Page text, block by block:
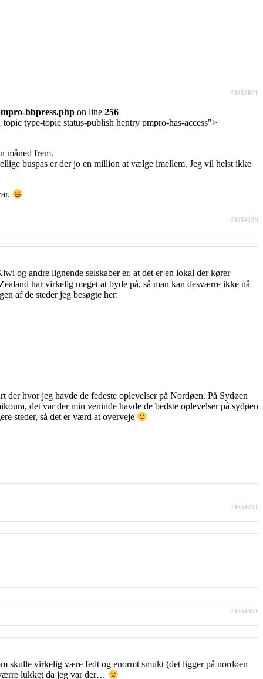
#3652821
bbpress.php on line 256
type-topic status-publish hentry pmpro-has-access">
måned frem.
buspas er der jo en million at vælge imellem. Jeg vil helst ikke
#3654189
og andre lignende selskaber er, at det er en lokal der kører
har virkelig meget at byde på, så man kan desværre ikke nå
af de steder jeg besøgte her:
hvor jeg havde de fedeste oplevelser på Nordøen. På Sydøen
det var der min veninde havde de bedste oplevelser på sydøen
steder, så det er værd at overveje
#3654201
#3654301
skulle virkelig være fedt og enormt smukt (det ligger på nordøen
lukket da jeg var der…